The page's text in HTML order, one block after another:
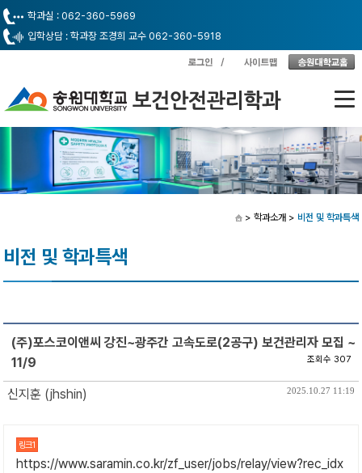
학과실 : 062-360-5969
입학상담 : 학과장 조경희 교수 062-360-5918
> 학과소개> 비전 및 학과특색
비전 및 학과특색
(주)포스코이앤씨 강진~광주간 고속도로(2공구) 보건관리자 모집 ~
11/9
조회수 307
신지훈 (jhshin) 2025.10.27 11:19
링크1
https://www.saramin.co.kr/zf_user/jobs/relay/view?rec_idx